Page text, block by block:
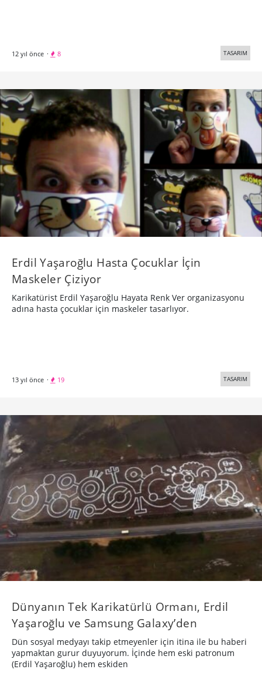
12 yıl önce · 8 TASARIM
Erdil Yaşaroğlu Hasta Çocuklar İçin
Maskeler Çiziyor
Karikatürist Erdil Yaşaroğlu Hayata Renk Ver organizasyonu
adına hasta çocuklar için maskeler tasarlıyor.
13 yıl önce · 19 TASARIM
Dünyanın Tek Karikatürlü Ormanı, Erdil
Yaşaroğlu ve Samsung Galaxy’den
Dün sosyal medyayı takip etmeyenler için itina ile bu haberi
yapmaktan gurur duyuyorum. İçinde hem eski patronum
(Erdil Yaşaroğlu) hem eskiden